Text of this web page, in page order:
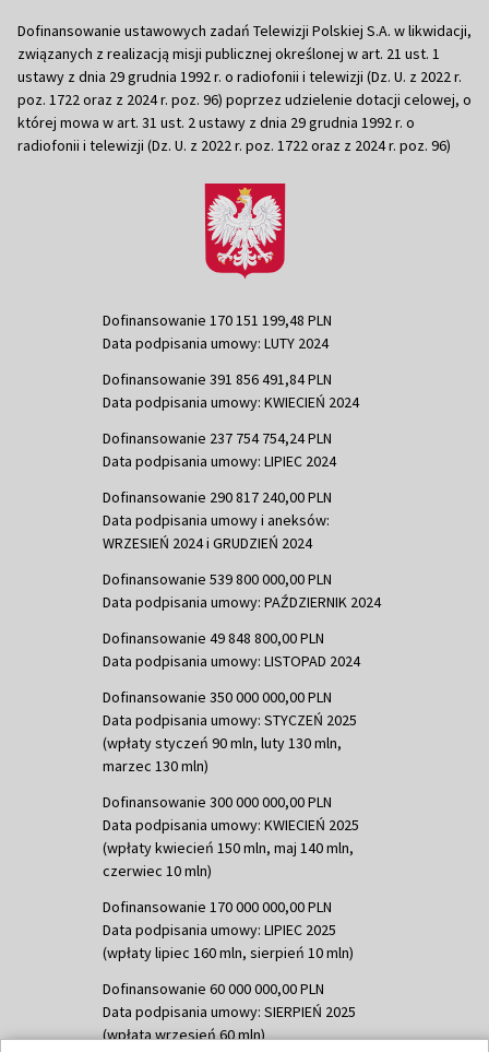
Dofinansowanie ustawowych zadań Telewizji Polskiej S.A. w likwidacji,
związanych z realizacją misji publicznej określonej w art. 21 ust. 1
ustawy z dnia 29 grudnia 1992 r. o radiofonii i telewizji (Dz. U. z 2022 r.
poz. 1722 oraz z 2024 r. poz. 96) poprzez udzielenie dotacji celowej, o
której mowa w art. 31 ust. 2 ustawy z dnia 29 grudnia 1992 r. o
radiofonii i telewizji (Dz. U. z 2022 r. poz. 1722 oraz z 2024 r. poz. 96)
Dofinansowanie 170 151 199,48 PLN
Data podpisania umowy: LUTY 2024
Dofinansowanie 391 856 491,84 PLN
Data podpisania umowy: KWIECIEŃ 2024
Dofinansowanie 237 754 754,24 PLN
Data podpisania umowy: LIPIEC 2024
Dofinansowanie 290 817 240,00 PLN
Data podpisania umowy i aneksów:
WRZESIEŃ 2024 i GRUDZIEŃ 2024
Dofinansowanie 539 800 000,00 PLN
Data podpisania umowy: PAŹDZIERNIK 2024
Dofinansowanie 49 848 800,00 PLN
Data podpisania umowy: LISTOPAD 2024
Dofinansowanie 350 000 000,00 PLN
Data podpisania umowy: STYCZEŃ 2025
(wpłaty styczeń 90 mln, luty 130 mln,
marzec 130 mln)
Dofinansowanie 300 000 000,00 PLN
Data podpisania umowy: KWIECIEŃ 2025
(wpłaty kwiecień 150 mln, maj 140 mln,
czerwiec 10 mln)
Dofinansowanie 170 000 000,00 PLN
Data podpisania umowy: LIPIEC 2025
(wpłaty lipiec 160 mln, sierpień 10 mln)
Dofinansowanie 60 000 000,00 PLN
Data podpisania umowy: SIERPIEŃ 2025
(wpłata wrzesień 60 mln)